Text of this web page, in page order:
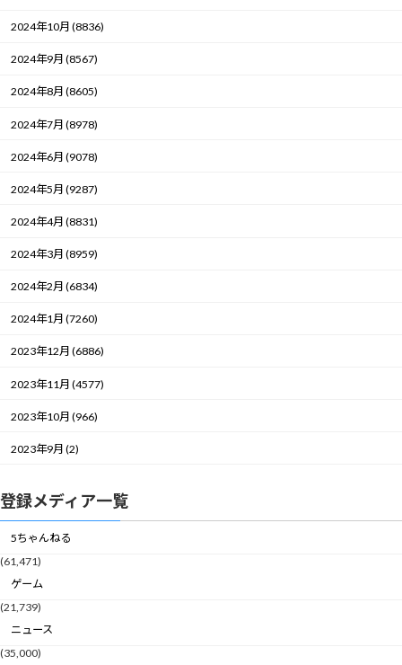
2024年10月 (8836)
2024年9月 (8567)
2024年8月 (8605)
2024年7月 (8978)
2024年6月 (9078)
2024年5月 (9287)
2024年4月 (8831)
2024年3月 (8959)
2024年2月 (6834)
2024年1月 (7260)
2023年12月 (6886)
2023年11月 (4577)
2023年10月 (966)
2023年9月 (2)
登録メディア一覧
5ちゃんねる
(61,471)
ゲーム
(21,739)
ニュース
(35,000)